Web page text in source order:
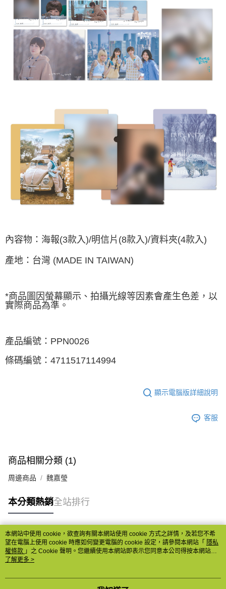
運送方式
全家取貨付款
每筆NT$65，滿NT$1,000(含以上)免運費
付款後全家取貨
每筆NT$65，滿NT$1,000(含以上)免運費
每筆NT$65，滿NT$1,000(含以上)免運費
宅配
每筆NT$85，滿NT$1,000(含以上)免運費
海外地區配送
內容物：海報(3款入)/明信片(8款入)/資料夾(4款入)
產地：台灣 (MADE IN TAIWAN)
*商品圖因螢幕顯示、拍攝光線等因素會產生色差，以
實際商品為準。
產品編號：PPN0026
條碼編號：4711517114994
顯示電腦版詳細說明
客服
商品相關分類 (1)
周邊商品 魏嘉瑩
本分類熱銷全站排行
熱門標籤
本網站中使用 cookie，欲查詢有關本網站使用 cookie 方式之詳情，及若您不希
望在電腦上使用 cookie 時應如何變更電腦的 cookie 設定，請參閱本網站「 隱私
權條款 」之 Cookie 聲明。您繼續使用本網站即表示您同意本公司得按本網站使
用條款之 Cookie 聲明使用 cookie。
了解更多 >